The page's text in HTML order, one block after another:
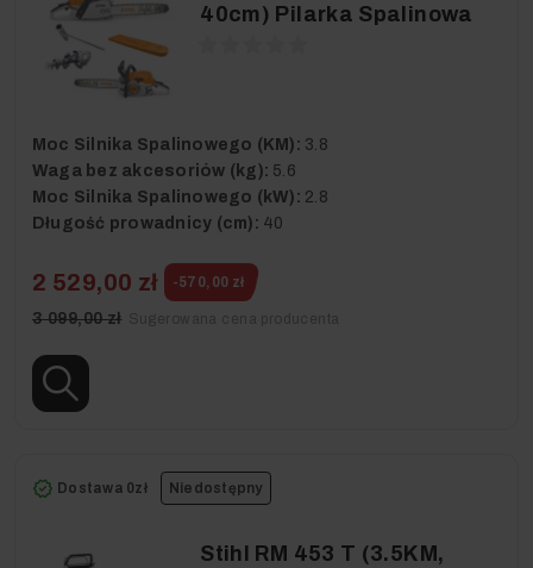
40cm) Pilarka Spalinowa
Moc Silnika Spalinowego (KM): 3.8
Waga bez akcesoriów (kg): 5.6
Moc Silnika Spalinowego (kW): 2.8
Długość prowadnicy (cm): 40
2 529,00 zł -570,00 zł
3 099,00 zł
Niedostępny
Dostawa 0zł
Stihl RM 453 T (3.5KM,